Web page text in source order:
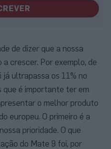
de dizer que a nossa
crescer. Por exemplo, de
ultrapassa os 11% no
que é importante ter em
o melhor produto
europeu. O primeiro é a
prioridade. O que
do Mate 9 foi, por